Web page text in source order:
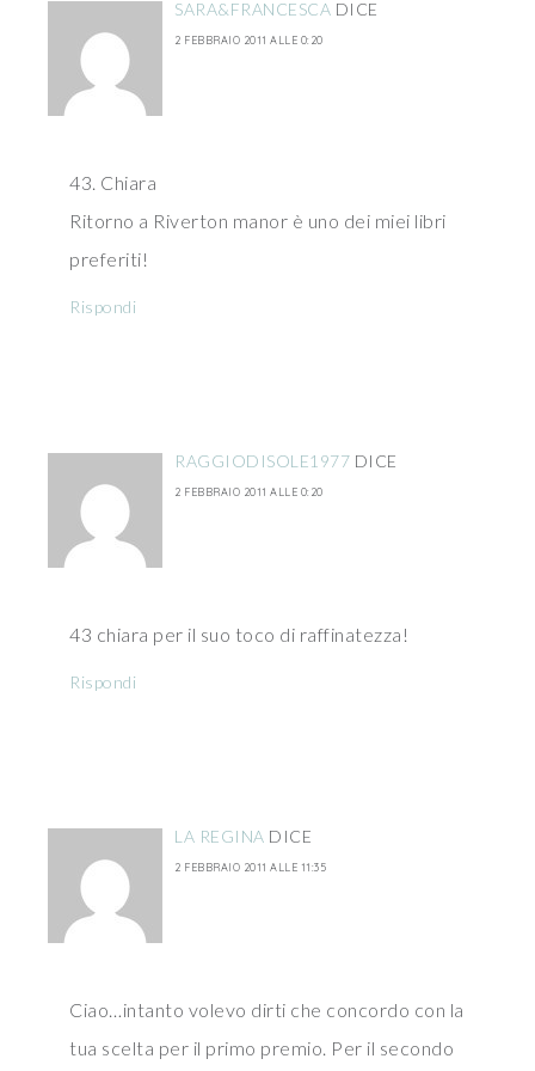
SARA&FRANCESCA DICE
2 FEBBRAIO 2011 ALLE 0:20
43. Chiara
Ritorno a Riverton manor è uno dei miei libri
preferiti!
Rispondi
RAGGIODISOLE1977 DICE
2 FEBBRAIO 2011 ALLE 0:20
43 chiara per il suo toco di raffinatezza!
Rispondi
LA REGINA DICE
2 FEBBRAIO 2011 ALLE 11:35
Ciao…intanto volevo dirti che concordo con la
tua scelta per il primo premio. Per il secondo